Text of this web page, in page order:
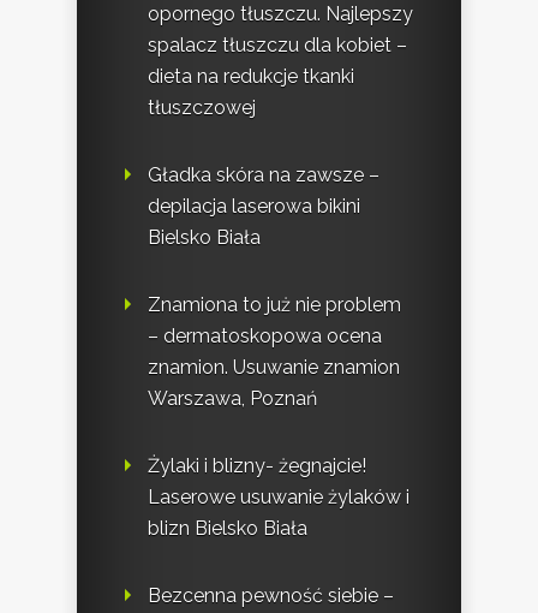
opornego tłuszczu. Najlepszy
spalacz tłuszczu dla kobiet –
dieta na redukcje tkanki
tłuszczowej
Gładka skóra na zawsze –
depilacja laserowa bikini
Bielsko Biała
Znamiona to już nie problem
– dermatoskopowa ocena
znamion. Usuwanie znamion
Warszawa, Poznań
Żylaki i blizny- żegnajcie!
Laserowe usuwanie żylaków i
blizn Bielsko Biała
Bezcenna pewność siebie –